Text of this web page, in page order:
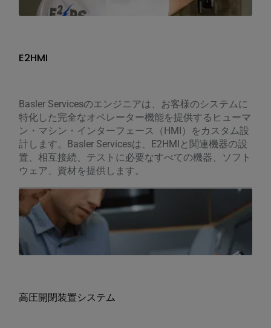
E2HMI
Basler Servicesのエンジニアは、お客様のシステムに
特化した完全なオペレーター機能を提供するヒューマ
ン・マシン・インターフェース（HMI）をカスタム設
計します。Basler Servicesは、E2HMIと関連機器の設
置、相互接続、テストに必要なすべての機器、ソフト
ウェア、資材を提供します。
高圧開閉装置システム